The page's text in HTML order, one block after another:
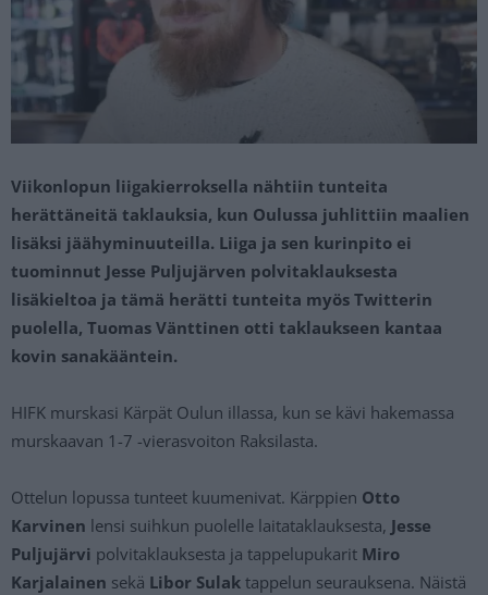
Viikonlopun liigakierroksella nähtiin tunteita
herättäneitä taklauksia, kun Oulussa juhlittiin maalien
lisäksi jäähyminuuteilla. Liiga ja sen kurinpito ei
tuominnut Jesse Puljujärven polvitaklauksesta
lisäkieltoa ja tämä herätti tunteita myös Twitterin
puolella, Tuomas Vänttinen otti taklaukseen kantaa
kovin sanakääntein.
HIFK murskasi Kärpät Oulun illassa, kun se kävi hakemassa
murskaavan 1-7 -vierasvoiton Raksilasta.
Ottelun lopussa tunteet kuumenivat. Kärppien Otto
Karvinen lensi suihkun puolelle laitataklauksesta, Jesse
Puljujärvi polvitaklauksesta ja tappelupukarit Miro
Karjalainen sekä Libor Sulak tappelun seurauksena. Näistä